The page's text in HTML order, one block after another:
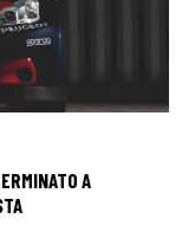
A